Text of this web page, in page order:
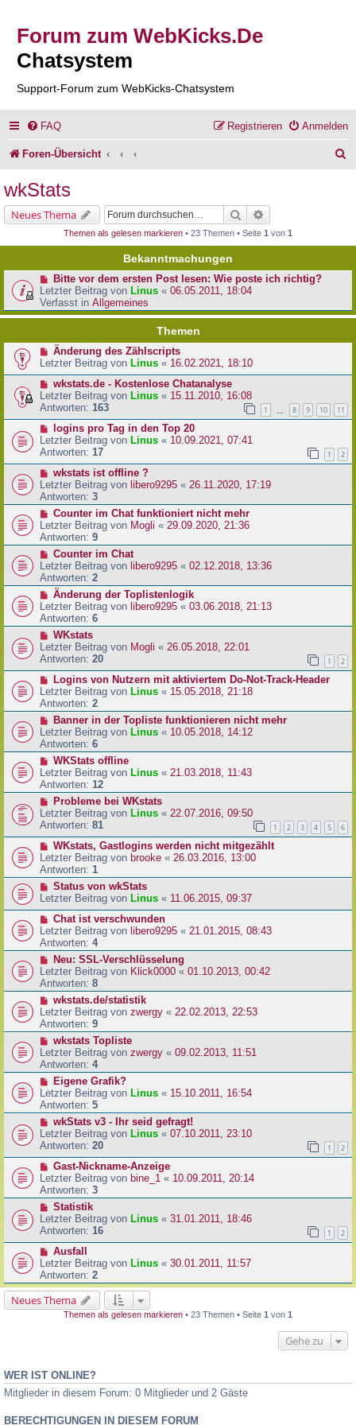
Forum zum WebKicks.De
Chatsystem
Support-Forum zum WebKicks-Chatsystem
FAQ Anmelden
Registrieren
Foren-Übersicht
e
wkStats
Neues Thema Suche
Themen als gelesen markieren • 23 Themen • Seite 1 von 1
Bekanntmachungen
Bitte vor dem ersten Post lesen: Wie poste ich richtig?
Letzter Beitrag von Linus « 06.05.2011, 18:04
Verfasst in Allgemeines
Themen
Änderung des Zählscripts
Letzter Beitrag von Linus « 16.02.2021, 18:10
wkstats.de - Kostenlose Chatanalyse
Letzter Beitrag von Linus « 15.11.2010, 16:08
Antworten: 163 1 8 9 10 11
logins pro Tag in den Top 20
Letzter Beitrag von Linus « 10.09.2021, 07:41
Antworten: 17 1 2
wkstats ist offline ?
Letzter Beitrag von libero9295 « 26.11.2020, 17:19
Antworten: 3
Counter im Chat funktioniert nicht mehr
Letzter Beitrag von Mogli « 29.09.2020, 21:36
Antworten: 9
Counter im Chat
Letzter Beitrag von libero9295 « 02.12.2018, 13:36
Antworten: 2
Änderung der Toplistenlogik
Letzter Beitrag von libero9295 « 03.06.2018, 21:13
Antworten: 6
WKstats
Letzter Beitrag von Mogli « 26.05.2018, 22:01
Antworten: 20 1 2
Logins von Nutzern mit aktiviertem Do-Not-Track-Header
Letzter Beitrag von Linus « 15.05.2018, 21:18
Antworten: 2
Banner in der Topliste funktionieren nicht mehr
Letzter Beitrag von Linus « 10.05.2018, 14:12
Antworten: 6
WKStats offline
Letzter Beitrag von Linus « 21.03.2018, 11:43
Antworten: 12
Probleme bei WKstats
Letzter Beitrag von Linus « 22.07.2016, 09:50
Antworten: 81 1 2 3 4 5 6
WKstats, Gastlogins werden nicht mitgezählt
Letzter Beitrag von brooke « 26.03.2016, 13:00
Antworten: 1
Status von wkStats
Letzter Beitrag von Linus « 11.06.2015, 09:37
Chat ist verschwunden
Letzter Beitrag von libero9295 « 21.01.2015, 08:43
Antworten: 4
Neu: SSL-Verschlüsselung
Letzter Beitrag von Klick0000 « 01.10.2013, 00:42
Antworten: 8
wkstats.de/statistik
Letzter Beitrag von zwergy « 22.02.2013, 22:53
Antworten: 9
wkstats Topliste
Letzter Beitrag von zwergy « 09.02.2013, 11:51
Antworten: 4
Eigene Grafik?
Letzter Beitrag von Linus « 15.10.2011, 16:54
Antworten: 5
wkStats v3 - Ihr seid gefragt!
Letzter Beitrag von Linus « 07.10.2011, 23:10
Antworten: 20 1 2
Gast-Nickname-Anzeige
Letzter Beitrag von bine_1 « 10.09.2011, 20:14
Antworten: 3
Statistik
Letzter Beitrag von Linus « 31.01.2011, 18:46
Antworten: 16 1 2
Ausfall
Letzter Beitrag von Linus « 30.01.2011, 11:57
Antworten: 2
Neues Thema
Themen als gelesen markieren • 23 Themen • Seite 1 von 1
Gehe zu
WER IST ONLINE?
Mitglieder in diesem Forum: 0 Mitglieder und 2 Gäste
BERECHTIGUNGEN IN DIESEM FORUM